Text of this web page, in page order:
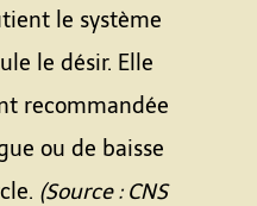
le système
le désir. Elle
recommandée
ou de baisse
(Source : CNS